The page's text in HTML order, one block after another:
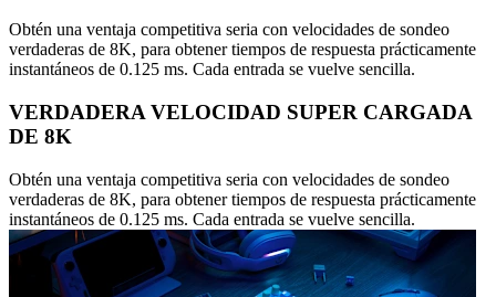
Obtén una ventaja competitiva seria con velocidades de sondeo
verdaderas de 8K, para obtener tiempos de respuesta prácticamente
instantáneos de 0.125 ms. Cada entrada se vuelve sencilla.
VERDADERA VELOCIDAD SUPER CARGADA
DE 8K
Obtén una ventaja competitiva seria con velocidades de sondeo
verdaderas de 8K, para obtener tiempos de respuesta prácticamente
instantáneos de 0.125 ms. Cada entrada se vuelve sencilla.